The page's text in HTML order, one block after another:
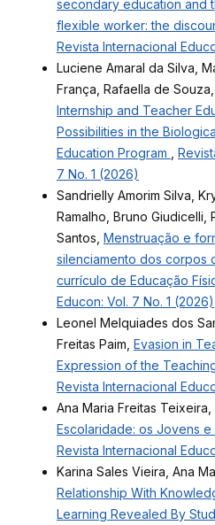
secondary education and
flexible worker: the
Revista Internacional
Luciene Amaral da Silva,
França, Rafaella de
Internship and Teacher
Possibilities in the
Education Program
7 No. 1 (2026)
Sandrielly Amorim Silva,
Ramalho, Bruno Giudicelli,
Santos, Menstruação e
silenciamento dos corpos
currículo de Educação
Educon: Vol. 7 No. 1 (2026)
Leonel Melquiades dos
Freitas Paim, Evasion in
Expression of the
Revista Internacional
Ana Maria Freitas Teixeira,
Escolaridade: os Jovens e
Revista Internacional
Karina Sales Vieira, Ana
Relationship With
Learning Revealed By